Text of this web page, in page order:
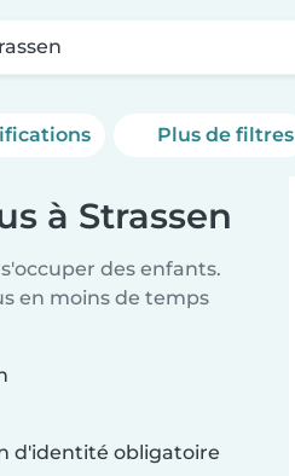
Plus de filtres
à Strassen
des enfants.
en moins de temps
d'identité obligatoire